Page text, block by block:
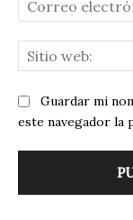
Guardar mi
este navegador la